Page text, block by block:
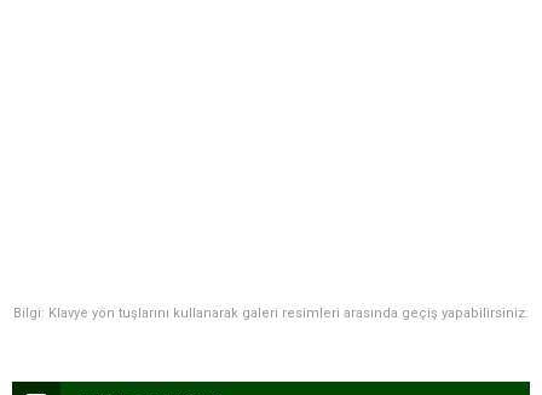
Bilgi: Klavye yön tuşlarını kullanarak galeri resimleri arasında geçiş yapabilirsiniz.